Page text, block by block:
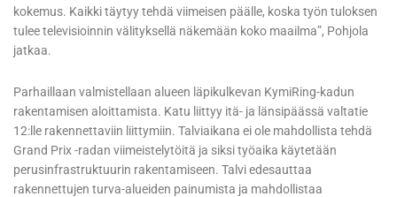
kokemus. Kaikki täytyy tehdä viimeisen päälle, koska työn tuloksen
tulee televisioinnin välityksellä näkemään koko maailma”, Pohjola
jatkaa.
Parhaillaan valmistellaan alueen läpikulkevan KymiRing-kadun
rakentamisen aloittamista. Katu liittyy itä- ja länsipäässä valtatie
12:lle rakennettaviin liittymiin. Talviaikana ei ole mahdollista tehdä
Grand Prix -radan viimeistelytöitä ja siksi työaika käytetään
perusinfrastruktuurin rakentamiseen. Talvi edesauttaa
rakennettujen turva-alueiden painumista ja mahdollistaa